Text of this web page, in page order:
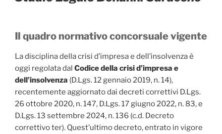
Il quadro normativo concorsuale vigente
La disciplina della crisi d’impresa e dell’insolvenza è
oggi regolata dal Codice della crisi d’impresa e
dell’insolvenza (D.Lgs. 12 gennaio 2019, n. 14),
recentemente aggiornato dai decreti correttivi D.Lgs.
26 ottobre 2020, n. 147, D.Lgs. 17 giugno 2022, n. 83, e
D.Lgs. 13 settembre 2024, n. 136 (c.d. Decreto
correttivo ter). Quest’ultimo decreto, entrato in vigore